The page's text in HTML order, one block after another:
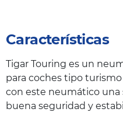
Características
Tigar Touring es un
para coches tipo
con este neumático
buena seguridad y